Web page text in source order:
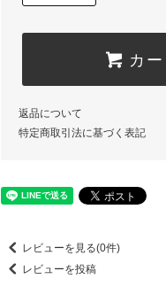
カ
返品について
特定商取引法に基づく表記
レビューを見る(0件)
レビューを投稿